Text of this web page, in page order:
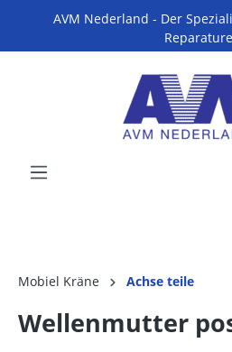
AVM Nederland - Der
Mobiel Kräne Achse teile
Wellenmutter